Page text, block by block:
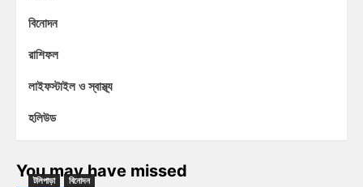
বিনোদন
রাশিফল
লাইফস্টাইল ও স্বাস্থ্য
হলিউড
You may have missed
টলিপাড়া বিনোদন